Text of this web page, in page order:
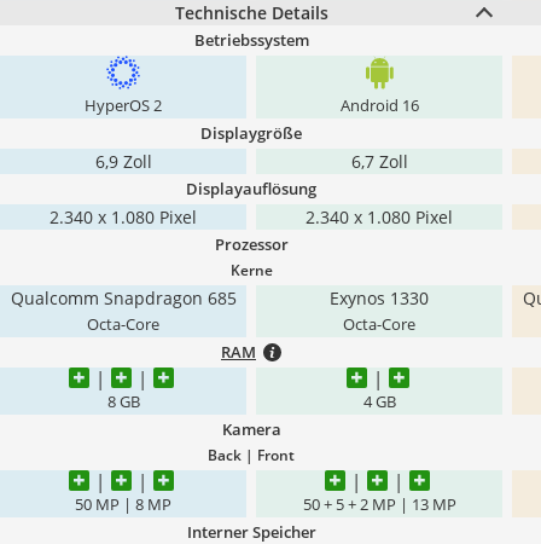
Technische Details
Betriebssystem
HyperOS 2 Android 16
Displaygröße
6,9 Zoll 6,7 Zoll
Displayauflösung
2.340 x 1.080 Pixel 2.340 x 1.080 Pixel
Prozessor
Kerne
Qualcomm Snapdragon 685
Octa-Core
Exynos 1330
Octa-Core
RAM
8 GB 4 GB
Kamera
Back | Front
50 MP | 8 MP 50 + 5 + 2 MP | 13 MP
Interner Speicher